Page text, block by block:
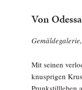
Von
Mit seinen
knusprigen